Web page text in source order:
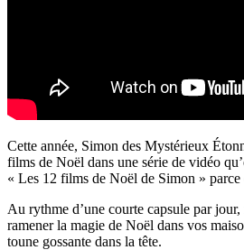
Cette année, Simon des Mystérieux
films de Noël dans une série de vidéo
« Les 12 films de Noël de Simon » parce
Au rythme d’une courte capsule par
ramener la magie de Noël dans vos
toune gossante dans la tête.